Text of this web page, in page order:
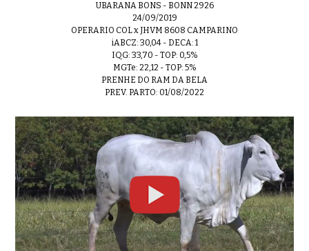
UBARANA BONS - BONN 2926
24/09/2019
OPERARIO COL x JHVM 8608 CAMPARINO
iABCZ: 30,04 - DECA: 1
IQG: 33,70 - TOP: 0,5%
MGTe: 22,12 - TOP: 5%
PRENHE DO RAM DA BELA
PREV. PARTO: 01/08/2022